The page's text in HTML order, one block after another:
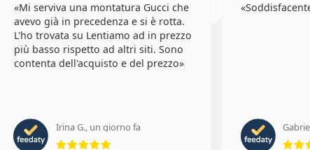
Mi serviva una montatura Gucci che
avevo già in precedenza e si è rotta.
L'ho trovata su Lentiamo ad in prezzo
più basso rispetto ad altri siti. Sono
contenta dell'acquisto e del prezzo
Irina G., un giorno fa